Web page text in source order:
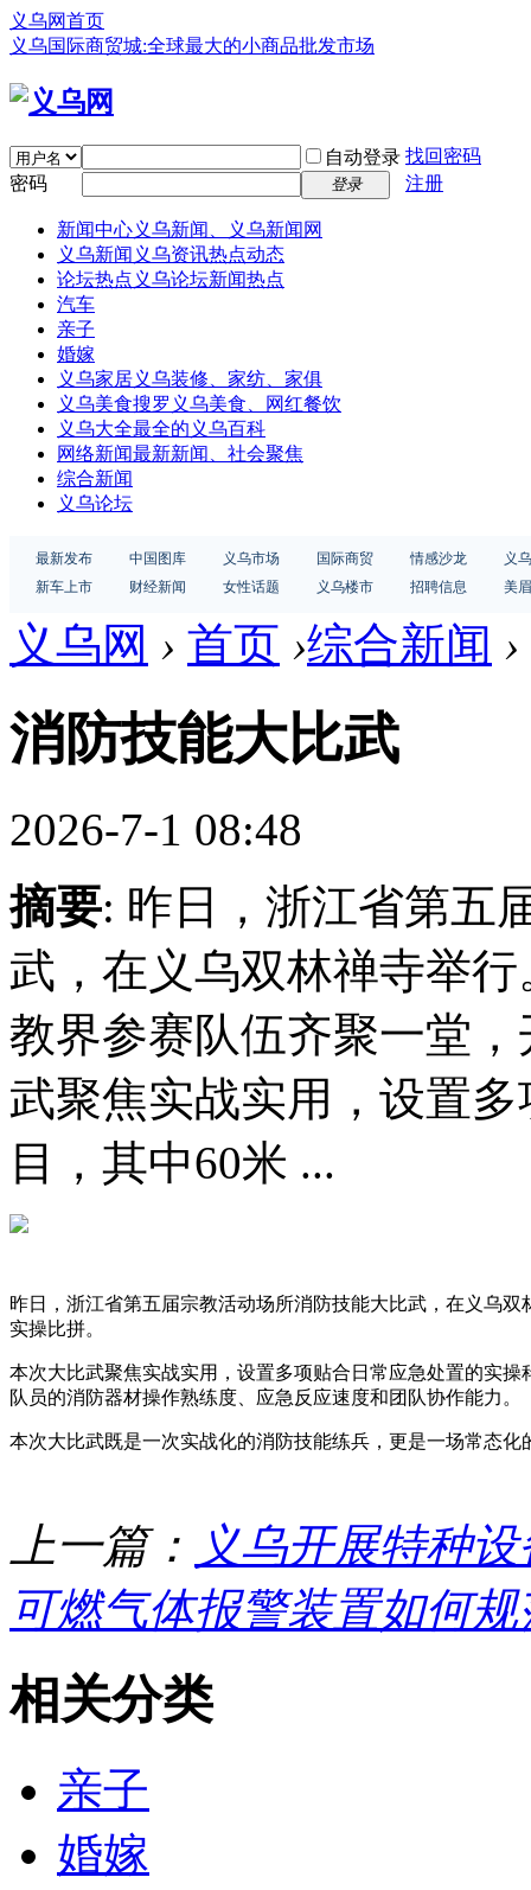
义乌网首页
义乌国际商贸城:全球最大的小商品批发市场
自动登录 找回密码
密码
登录 注册
新闻中心义乌新闻、义乌新闻网
义乌新闻 义乌资讯热点动态
论坛热点 义乌论坛新闻热点
汽车
亲子
婚嫁
义乌家居义乌装修、家纺、家俱
义乌美食搜罗义乌美食、网红餐饮
义乌大全最全的义乌百科
网络新闻最新新闻、社会聚焦
综合新闻
义乌论坛
最新发布 中国图库 义乌市场 国际商贸 情感沙龙
义
新车上市
财经新闻 女性话题 义乌楼市 招聘信息 美
义乌网 › 首页 ›综合新闻 ›
消防技能大比武
2026-7-1 08:48
摘要: 昨日，浙江省第五
武，在义乌双林禅寺举
教界参赛队伍齐聚一堂
武聚焦实战实用，设置
目，其中60米 ...
昨日，浙江省第五届宗教活动场所消防技能大比武，在义乌
实操比拼。
本次大比武聚焦实战实用，设置多项贴合日常应急处置的实
队员的消防器材操作熟练度、应急反应速度和团队协作能力。
本次大比武既是一次实战化的消防技能练兵，更是一场常态
上一篇： 义乌开展特种
可燃气体报警装置如何
相关分类
亲子
婚嫁